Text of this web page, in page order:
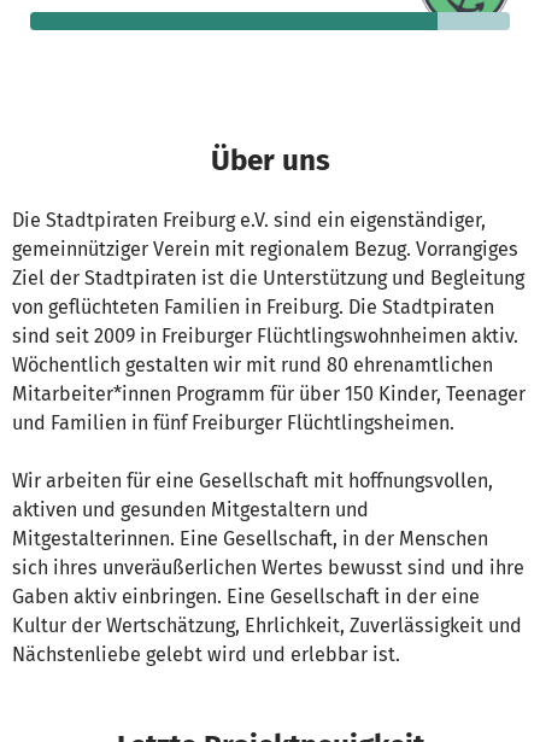
Über uns
Die Stadtpiraten Freiburg e.V. sind ein eigenständiger,
gemeinnütziger Verein mit regionalem Bezug. Vorrangiges
Ziel der Stadtpiraten ist die Unterstützung und Begleitung
von geflüchteten Familien in Freiburg. Die Stadtpiraten
sind seit 2009 in Freiburger Flüchtlingswohnheimen aktiv.
Wöchentlich gestalten wir mit rund 80 ehrenamtlichen
Mitarbeiter*innen Programm für über 150 Kinder, Teenager
und Familien in fünf Freiburger Flüchtlingsheimen.
Wir arbeiten für eine Gesellschaft mit hoffnungsvollen,
aktiven und gesunden Mitgestaltern und
Mitgestalterinnen. Eine Gesellschaft, in der Menschen
sich ihres unveräußerlichen Wertes bewusst sind und ihre
Gaben aktiv einbringen. Eine Gesellschaft in der eine
Kultur der Wertschätzung, Ehrlichkeit, Zuverlässigkeit und
Nächstenliebe gelebt wird und erlebbar ist.